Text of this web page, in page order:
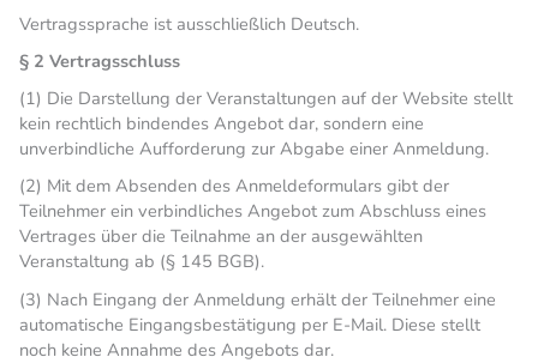
Vertragssprache ist ausschließlich Deutsch.
§ 2 Vertragsschluss
(1) Die Darstellung der Veranstaltungen auf der Website stellt
kein rechtlich bindendes Angebot dar, sondern eine
unverbindliche Aufforderung zur Abgabe einer Anmeldung.
(2) Mit dem Absenden des Anmeldeformulars gibt der
Teilnehmer ein verbindliches Angebot zum Abschluss eines
Vertrages über die Teilnahme an der ausgewählten
Veranstaltung ab (§ 145 BGB).
(3) Nach Eingang der Anmeldung erhält der Teilnehmer eine
automatische Eingangsbestätigung per E-Mail. Diese stellt
noch keine Annahme des Angebots dar.